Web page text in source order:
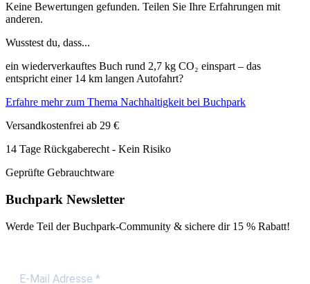
Keine Bewertungen gefunden. Teilen Sie Ihre Erfahrungen mit
anderen.
Wusstest du, dass...
ein wiederverkauftes Buch rund 2,7 kg CO₂ einspart – das
entspricht einer 14 km langen Autofahrt?
Erfahre mehr zum Thema Nachhaltigkeit bei Buchpark
Versandkostenfrei ab 29 €
14 Tage Rückgaberecht - Kein Risiko
Geprüfte Gebrauchtware
Buchpark Newsletter
Werde Teil der Buchpark-Community & sichere dir 15 % Rabatt!